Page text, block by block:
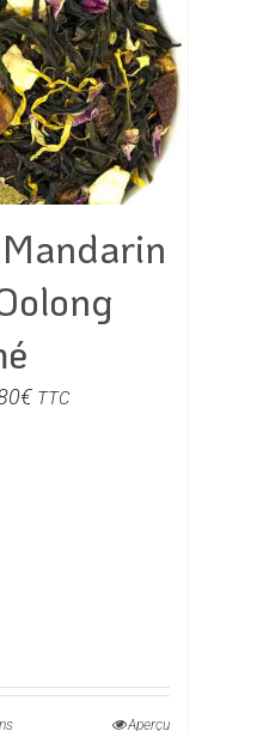
plusieurs
variations.
Les
options
peuvent
être
choisies
sur
page
du
produit
€Plage
TTC
Aperçu